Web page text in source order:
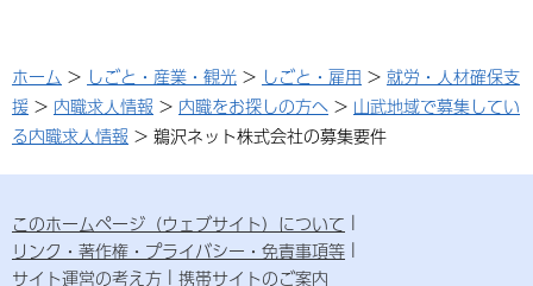
ホーム > しごと・産業・観光 > しごと・雇用 > 就労・人材確保支
援 > 内職求人情報 > 内職をお探しの方へ > 山武地域で募集してい
る内職求人情報 > 鵜沢ネット株式会社の募集要件
このホームページ（ウェブサイト）について
リンク・著作権・プライバシー・免責事項等
サイト運営の考え方
携帯サイトのご案内